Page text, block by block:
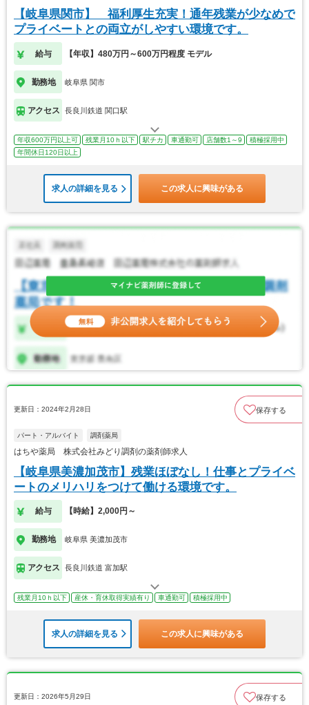
【岐阜県関市】 福利厚生充実！通年残業が少なめで
プライベートとの両立がしやすい環境です。
給与 【年収】480万円～600万円程度 モデル
勤務地 岐阜県 関市
アクセス 長良川鉄道 関口駅
年収600万円以上可 残業月10ｈ以下 駅チカ 車通勤可 店舗数1～9
積極採用中
年間休日120日以上
求人の詳細を見る この求人に興味がある
更新日：2024年2月28日 保存する
パート・アルバイト 調剤薬局
はちや薬局 株式会社みどり調剤の薬剤師求人
【岐阜県美濃加茂市】残業ほぼなし！仕事とプライベ
ートのメリハリをつけて働ける環境です。
給与 【時給】2,000円～
勤務地 岐阜県 美濃加茂市
アクセス 長良川鉄道 富加駅
残業月10ｈ以下 産休・育休取得実績有り 車通勤可 積極採用中
求人の詳細を見る この求人に興味がある
更新日：2026年5月29日 保存する